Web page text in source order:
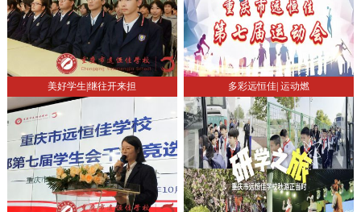
多彩远恒佳| 运动燃
美好学生|继往开来担